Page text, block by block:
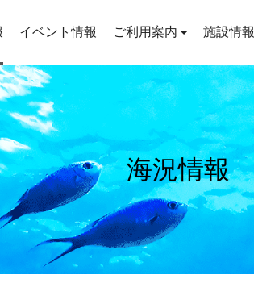
イベント情報 ご利用案内 施設情報
海況情報